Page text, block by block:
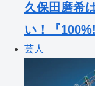
久保田磨希
い！『
芸人